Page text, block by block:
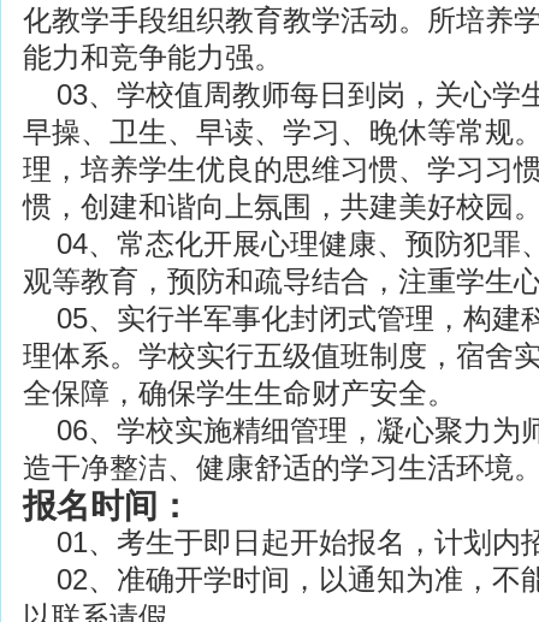
化教学手段组织教育教学活动。所培养
能力和竞争能力强。
03、学校值周教师每日到岗，关心学
早操、卫生、早读、学习、晚休等常规
理，培养学生优良的思维习惯、学习习
惯，创建和谐向上氛围，共建美好校园
04、常态化开展心理健康、预防犯罪
观等教育，预防和疏导结合，注重学生
05、实行半军事化封闭式管理，构建
理体系。学校实行五级值班制度，宿舍
全保障，确保学生生命财产安全。
06、学校实施精细管理，凝心聚力为
造干净整洁、健康舒适的学习生活环境
报名时间：
01、考生于即日起开始报名，计划内
02、准确开学时间，以通知为准，不